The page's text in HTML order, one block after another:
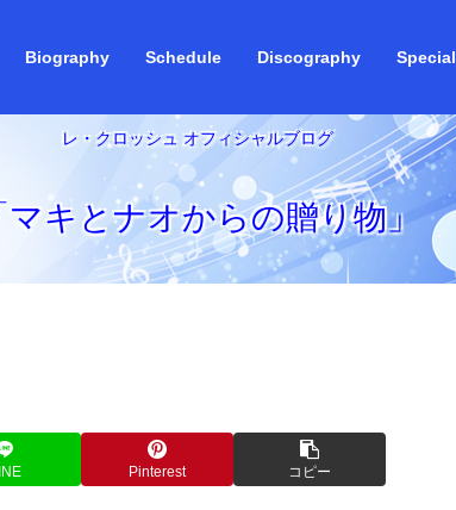
Biography Schedule Discography Special
レ・クロッシュ オフィシャルブログ
マキとナオからの贈り物」
Pinterest コピー